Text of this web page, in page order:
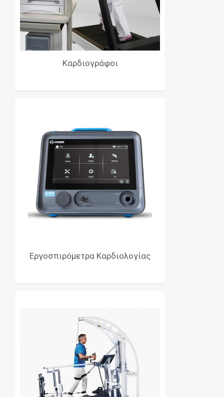
Καρδιογράφοι
Εργοσπιρόμετρα Καρδιολογίας